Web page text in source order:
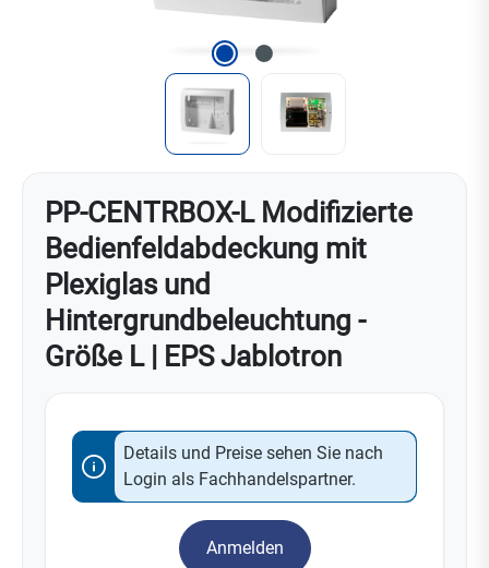
PP-CENTRBOX-L Modifizierte
Bedienfeldabdeckung mit
Plexiglas und
Hintergrundbeleuchtung -
Größe L | EPS Jablotron
Details und Preise sehen Sie nach
Login als Fachhandelspartner.
Anmelden